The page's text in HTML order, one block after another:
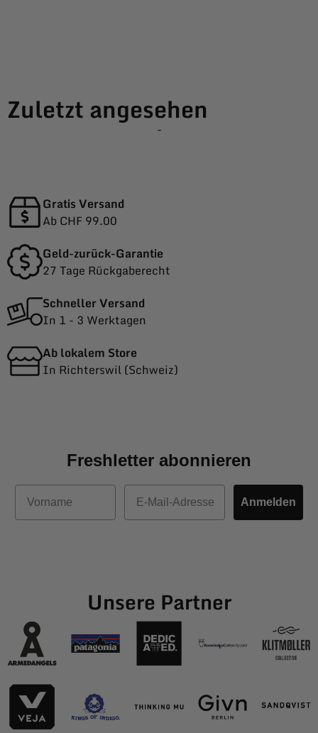
Zuletzt angesehen
-
Gratis Versand
Ab CHF 99.00
Geld-zurück-Garantie
27 Tage Rückgaberecht
Schneller Versand
In 1 - 3 Werktagen
Ab lokalem Store
In Richterswil (Schweiz)
Freshletter abonnieren
Vorname
E-Mail
Anmelden
Unsere Partner